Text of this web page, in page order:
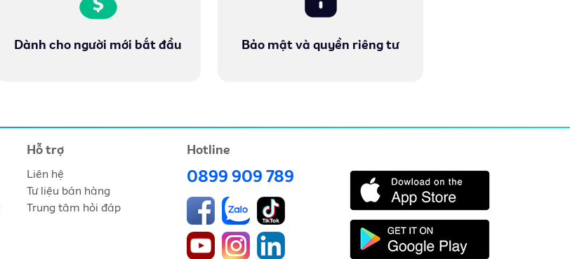
Dành cho người mới bắt đầu Bảo mật và quyền riêng tư
Hỗ trợ
Liên hệ
Tư liệu bán hàng
Trung tâm hỏi đáp
Hotline
0899 909 789